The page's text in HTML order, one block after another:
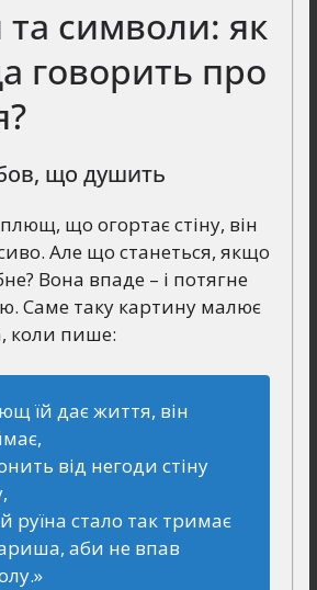
символи: як
говорить про
що душить
що огортає стіну, він
Але що станеться, якщо
Вона впаде – і потягне
Саме таку картину малює
коли пише:
їй дає життя, він
від негоди стіну
руїна стало так тримає
аби не впав